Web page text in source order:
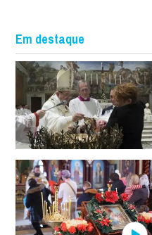
Em destaque